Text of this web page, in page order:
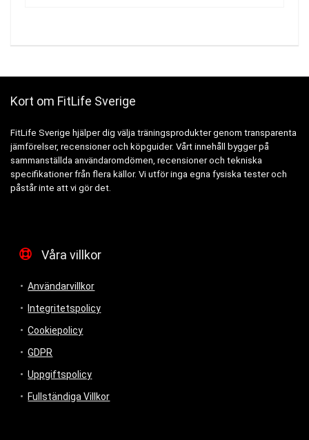
Kort om FitLife Sverige
FitLife Sverige hjälper dig välja träningsprodukter genom transparenta
jämförelser, recensioner och köpguider. Vårt innehåll bygger på
sammanställda användaromdömen, recensioner och tekniska
specifikationer från flera källor. Vi utför inga egna fysiska tester och
påstår inte att vi gör det.
Våra villkor
Användarvillkor
Integritetspolicy
Cookiepolicy
GDPR
Uppgiftspolicy
Fullständiga Villkor